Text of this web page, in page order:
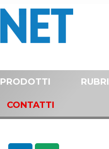
PRODOTTI
CONTATTI